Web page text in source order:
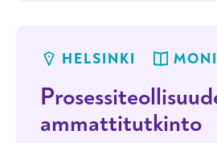
HELSINKI
ammattitutkinto